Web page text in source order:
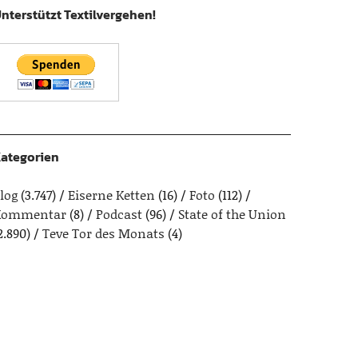
Textilvergehen!
(3.747) Eiserne Ketten (16) Foto (112)
(8) Podcast(96)
State of the Union
Teve Tor des Monats (4)